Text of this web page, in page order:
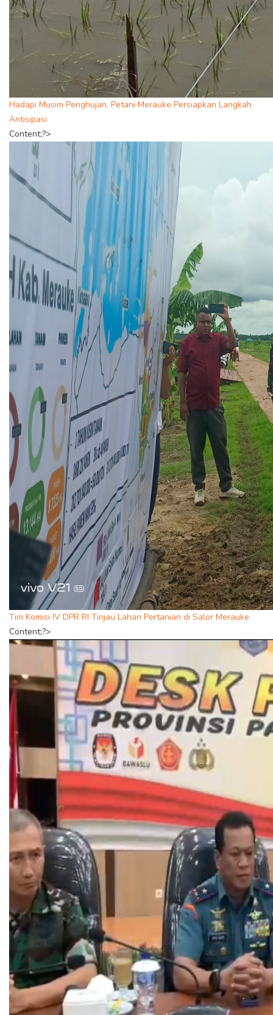
Hadapi Musim Penghujan, Petani Merauke Persiapkan Langkah
Antisipasi
Content;?>
Tim Komisi IV DPR RI Tinjau Lahan Pertanian di Salor Merauke
Content;?>